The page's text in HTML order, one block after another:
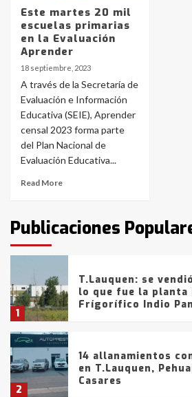
Este martes 20 mil
escuelas primarias
en la Evaluación
Aprender
18 septiembre, 2023
A través de la Secretaría de
Evaluación e Información
Educativa (SEIE), Aprender
censal 2023 forma parte
del Plan Nacional de
Evaluación Educativa...
Read More
Publicaciones
4
5
La Pampa, desde
entre 857 a 1338
6
La Bolsa de Cereales
Blanca anticipa que
con lluvias y
de la provincia
fueron detenidos por
comercialización de
tarde del sábado
1
T.Lauquen: se
lo que fue la
Frígorífico Indio
2
14 allanamientos
en T.Lauquen,
Casares